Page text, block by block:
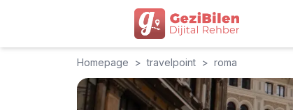
Homepage > travelpoint > roma